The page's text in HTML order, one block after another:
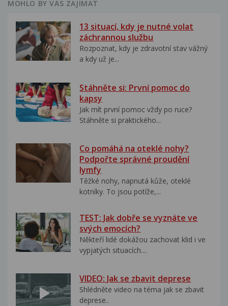
MOHLO BY VÁS ZAJÍMAT
13 situací, kdy je nutné volat
záchrannou službu
Rozpoznat, kdy je zdravotní stav vážný
a kdy už je...
Stáhněte si: První pomoc do
kapsy
Jak mít první pomoc vždy po ruce?
Stáhněte si praktického...
Co pomáhá na oteklé nohy?
Podpořte správné proudění
lymfy
Těžké nohy, napnutá kůže, oteklé
kotníky. To jsou potíže,...
TEST: Jak dobře se vyznáte ve
svých emocích?
Někteří lidé dokážou zachovat klid i ve
vypjatých situacích....
VIDEO: Jak se zbavit deprese
Shlédněte video na téma jak se zbavit
deprese..